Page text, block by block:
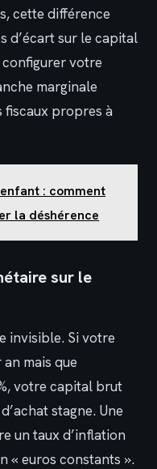
cette différence
d’écart sur le capital
votre
marginale
fiscaux propres à
: comment
la déshérence
sur le
invisible. Si votre
mais que
votre capital brut
stagne. Une
un taux d’inflation
« euros constants ».